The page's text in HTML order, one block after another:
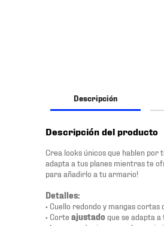
Descripción
Descripción del producto
Crea looks únicos que hablen por
adapta a tus planes mientras te
para añadirlo a tu armario!
Detalles:
• Cuello redondo y mangas cortas
• Corte ajustado que se adapta a